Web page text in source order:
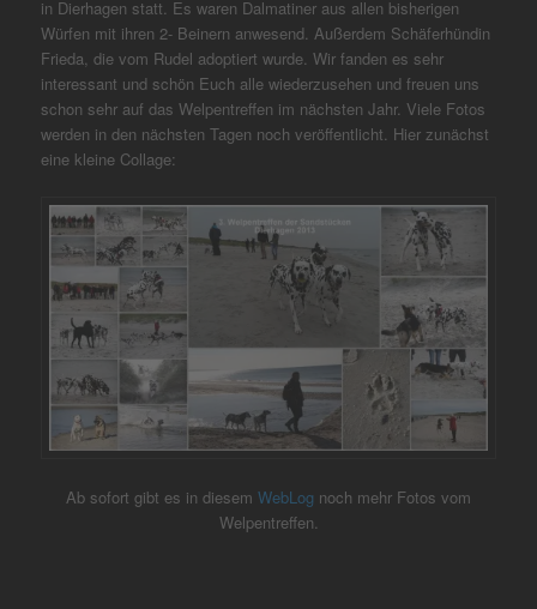
in Dierhagen statt. Es waren Dalmatiner aus allen bisherigen
Würfen mit ihren 2- Beinern anwesend. Außerdem Schäferhündin
Frieda, die vom Rudel adoptiert wurde. Wir fanden es sehr
interessant und schön Euch alle wiederzusehen und freuen uns
schon sehr auf das Welpentreffen im nächsten Jahr. Viele Fotos
werden in den nächsten Tagen noch veröffentlicht. Hier zunächst
eine kleine Collage:
Ab sofort gibt es in diesem WebLog noch mehr Fotos vom
Welpentreffen.